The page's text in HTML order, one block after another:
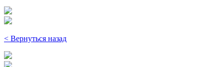
< Вернуться назад